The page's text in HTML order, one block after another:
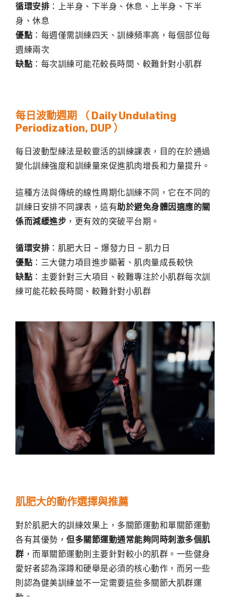
循環安排 ：上半身、下半身、休息、上半身、下半
身、休息
優點 ：每週僅需訓練四天、訓練頻率高，每個部位每
週練兩次
缺點 ：每次訓練可能花較長時間、較難針對小肌群
每日波動週期 （ Daily Undulating
Periodization, DUP ）
每日波動型練法是較靈活的訓練課表，目的在於通過
變化訓練強度和訓練量來促進肌肉增長和力量提升。
這種方法與傳統的線性周期化訓練不同，它在不同的
訓練日安排不同課表，這有助於避免身體因適應的關
係而減緩進步 ，更有效的突破平台期。
循環安排 ：肌肥大日 – 爆發力日 – 肌力日
優點 ：三大健力項目進步顯著、肌肉量成長較快
缺點 ：主要針對三大項目、較難專注於小肌群每次訓
練可能花較長時間、較難針對小肌群
肌肥大的動作選擇與推薦
對於肌肥大的訓練效果上，多關節運動和單關節運動
各有其優勢， 但多關節運動通常能夠同時刺激多個肌
群 ，而單關節運動則主要針對較小的肌群。一些健身
愛好者認為深蹲和硬舉是必須的核心動作，而另一些
則認為健美訓練並不一定需要這些多關節大肌群運